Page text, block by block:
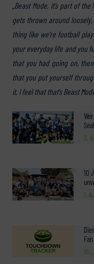
3.
10
1.
Fan
16.
„Beast Mode, it’s part of
gets thrown around
thing like we’re football
your everyday life and you
that you had going on, then
that you put yourself
it. I feel that that’s Beast